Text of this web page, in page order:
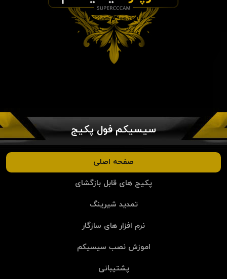
سیسیکم فول پکیج
صفحه اصلی
پکیج های قابل بازگشای
تمدید شیرینگ
نرم افزار های سازگار
اموزش نصب سیسیکم
پشتیبانی